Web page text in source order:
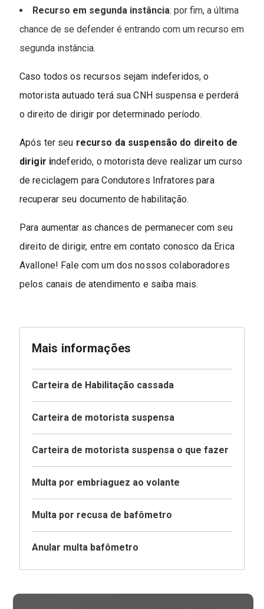
Recurso em segunda instância: por fim, a última
chance de se defender é entrando com um recurso em
segunda instância.
Caso todos os recursos sejam indeferidos, o
motorista autuado terá sua CNH suspensa e perderá
o direito de dirigir por determinado período.
Após ter seu recurso da suspensão do direito de
dirigir indeferido, o motorista deve realizar um curso
de reciclagem para Condutores Infratores para
recuperar seu documento de habilitação.
Para aumentar as chances de permanecer com seu
direito de dirigir, entre em contato conosco da Erica
Avallone! Fale com um dos nossos colaboradores
pelos canais de atendimento e saiba mais.
Mais informações
Carteira de Habilitação cassada
Carteira de motorista suspensa
Carteira de motorista suspensa o que fazer
Multa por embriaguez ao volante
Multa por recusa de bafômetro
Anular multa bafômetro